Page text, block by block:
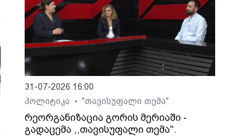
31-07-2026 16:00
პოლიტიკა
• "თავისუფალი თემა"
რეორგანიზაცია გორის მერიაში -
გადაცემა ,,თავისუფალი თემა".